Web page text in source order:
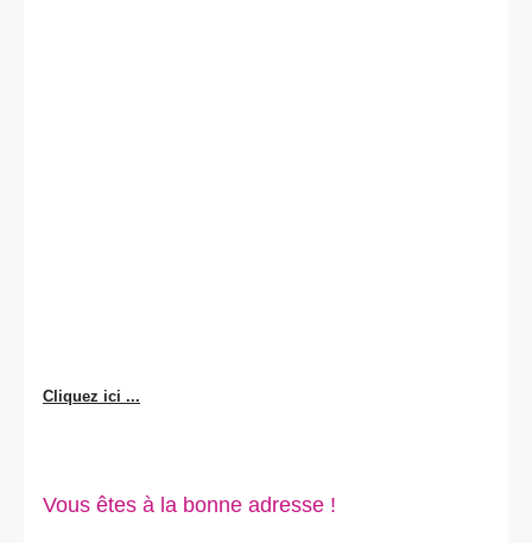
Cliquez ici ...
Vous êtes à la bonne adresse !